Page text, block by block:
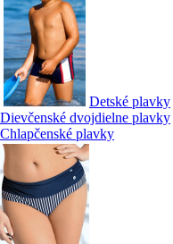
Detské plavky
Dievčenské dvojdielne plavky
Chlapčenské plavky